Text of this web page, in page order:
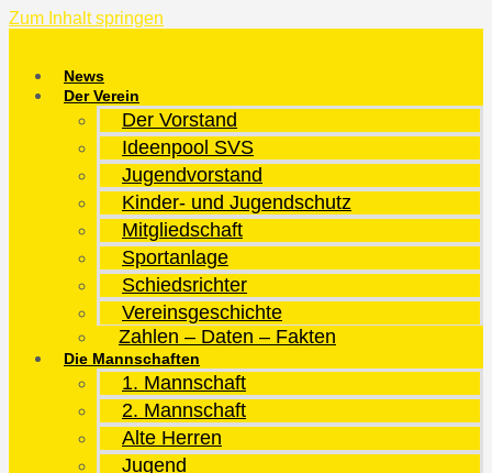
Zum Inhalt springen
News
Der Verein
Der Vorstand
Ideenpool SVS
Jugendvorstand
Kinder- und Jugendschutz
Mitgliedschaft
Sportanlage
Schiedsrichter
Vereinsgeschichte
Zahlen – Daten – Fakten
Die Mannschaften
1. Mannschaft
2. Mannschaft
Alte Herren
Jugend